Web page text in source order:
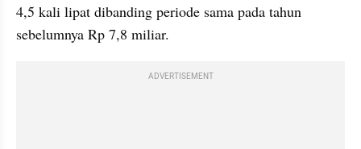
4,5 kali lipat dibanding periode sama pada tahun
sebelumnya Rp 7,8 miliar.
ADVERTISEMENT